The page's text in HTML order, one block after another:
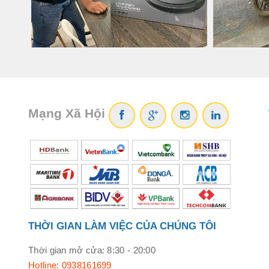
Sản phẩm được trang bị công nghệ kết nối không dây
trên Q9 mà không hề xảy ra hiện tượng bị giật hay lag.
Mạng Xã Hội
THỜI GIAN LÀM VIỆC CỦA CHÚNG TÔI
Thời gian mở cửa: 8:30 - 20:00
Hotline: 0938161699